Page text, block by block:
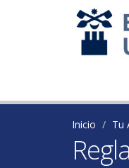
Inicio Tu